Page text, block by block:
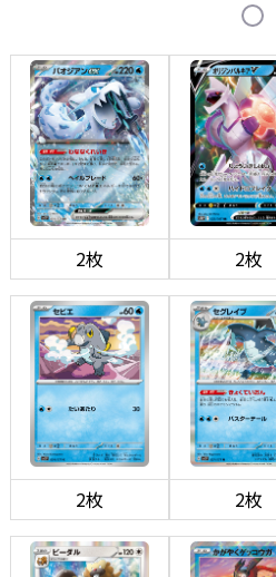
2枚 2枚
2枚 2枚